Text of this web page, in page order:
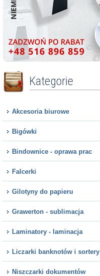
Kategorie
Akcesoria biurowe
Bigówki
Bindownice - oprawa prac
Falcerki
Gilotyny do papieru
Grawerton - sublimacja
Laminatory - laminacja
Liczarki banknotów i sortery
Niszczarki dokumentów